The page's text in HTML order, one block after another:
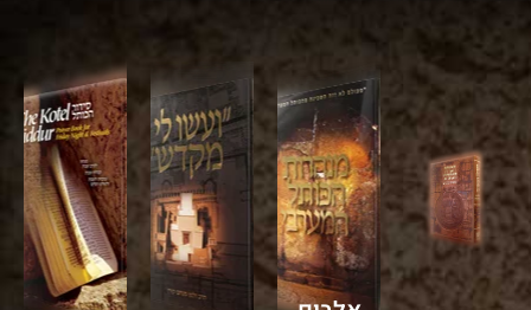
המערבי
ולהר
הבית
בזמן
הזה
מרהיב
זה
את
עוצמתו
המופלאה
של
הכותל
על
עיון
מעמיק
במקורות
חז"ל
וספרות
עתיקה,
לערב
שבת
ויום־טוב,
עם
הסברים
קצרים
באנגלית.